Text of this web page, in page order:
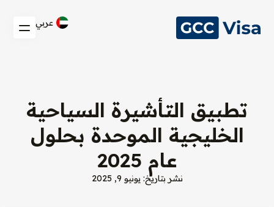
عربي
تطبيق التأشيرة السياحية
الخليجية الموحدة بحلول
عام 2025
نشر بتاريخ: يونيو 9, 2025